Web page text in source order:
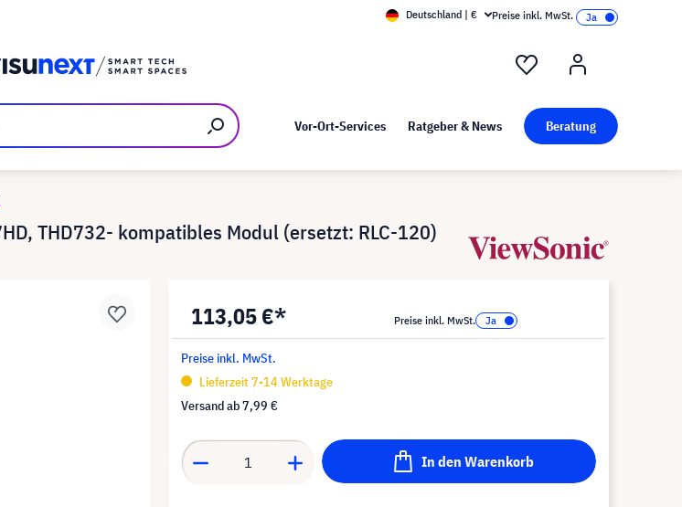
Kunst bei visunext
Deutschland | € Preise inkl. MwSt.
Vor-Ort-Services Ratgeber & News Beratung
THD732- kompatibles Modul (ersetzt: RLC-120)
113,05 €* Preise inkl. MwSt.
Preise inkl. MwSt.
Lieferzeit 7-14 Werktage
Versand ab7,99 €
In den Warenkorb